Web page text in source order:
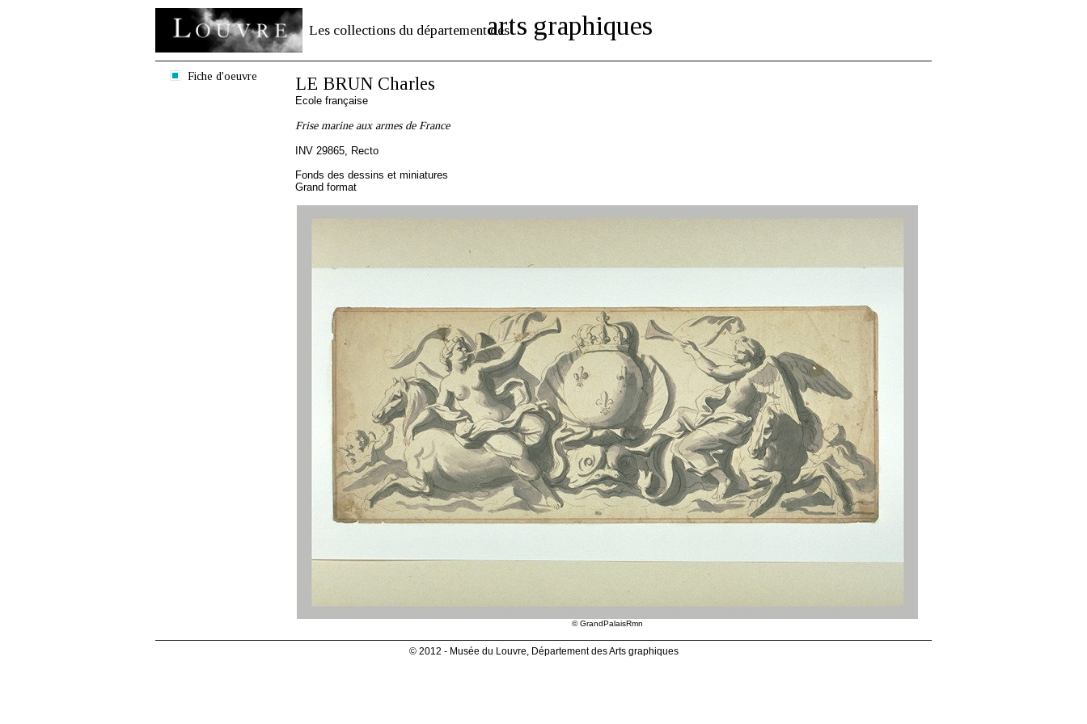
Les collections du département desarts graphiques
Fiche d'oeuvre LE BRUN Charles
Ecole française
Frise marine aux armes de France
INV 29865, Recto
Fonds des dessins et miniatures
Grand format
© GrandPalaisRmn
© 2012 - Musée du Louvre, Département des Arts graphiques